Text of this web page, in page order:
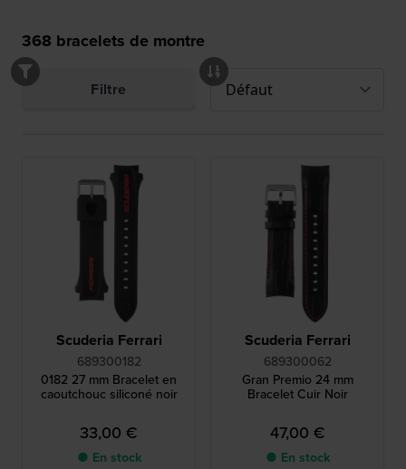
368 bracelets de montre
Filtre
Scuderia Ferrari
689300182
0182 27 mm Bracelet en
caoutchouc siliconé noir
33,00 €
● En stock
Scuderia Ferrari
689300062
Gran Premio 24 mm
Bracelet Cuir Noir
47,00 €
● En stock